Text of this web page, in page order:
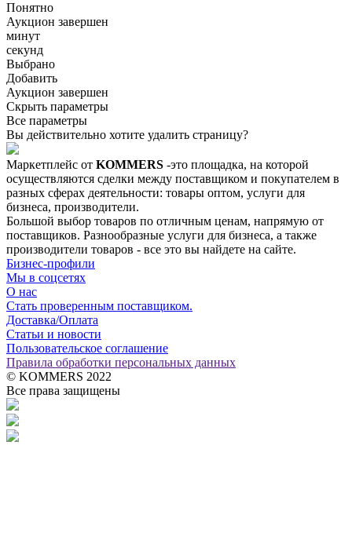
Понятно
Аукцион завершен
минут
секунд
Выбрано
Добавить
Аукцион завершен
Скрыть параметры
Все параметры
Вы действительно хотите удалить страницу?
Маркетплейс от KOMMERS -это площадка, на которой
осуществляются сделки между поставщиком и покупателем в
разных сферах деятельности: товары оптом, услуги для
бизнеса, производители.
Большой выбор товаров по отличным ценам, напрямую от
поставщиков. Разнообразные услуги для бизнеса, а также
производители товаров - все это вы найдете на сайте.
Бизнес-профили
Мы в соцсетях
О нас
Стать проверенным поставщиком.
Доставка/Оплата
Статьи и новости
Пользовательское соглашение
Правила обработки персональных данных
© KOMMERS 2022
Все права защищены